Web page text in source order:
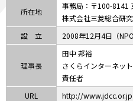
所在地
事務局：〒100-8141
株式会社三菱総合研
設 立
2008年12月4日（
理事長
田中 邦裕
さくらインターネッ
責任者
URL
http://www.jdcc.or.jp